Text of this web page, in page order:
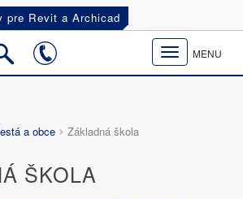
pre Revit a Archicad
Toggle
navigation
MENU
a obce Základná škola
ŠKOLA